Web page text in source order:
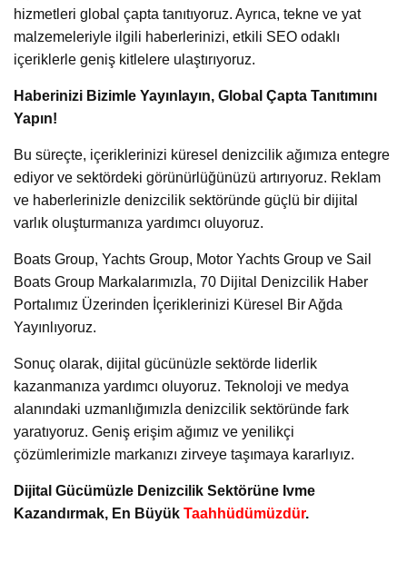
hizmetleri global çapta tanıtıyoruz. Ayrıca, tekne ve yat
malzemeleriyle ilgili haberlerinizi, etkili SEO odaklı
içeriklerle geniş kitlelere ulaştırıyoruz.
Haberinizi Bizimle Yayınlayın, Global Çapta Tanıtımını
Yapın!
Bu süreçte, içeriklerinizi küresel denizcilik ağımıza entegre
ediyor ve sektördeki görünürlüğünüzü artırıyoruz. Reklam
ve haberlerinizle denizcilik sektöründe güçlü bir dijital
varlık oluşturmanıza yardımcı oluyoruz.
Boats Group, Yachts Group, Motor Yachts Group ve Sail
Boats Group Markalarımızla, 70 Dijital Denizcilik Haber
Portalımız Üzerinden İçeriklerinizi Küresel Bir Ağda
Yayınlıyoruz.
Sonuç olarak, dijital gücünüzle sektörde liderlik
kazanmanıza yardımcı oluyoruz. Teknoloji ve medya
alanındaki uzmanlığımızla denizcilik sektöründe fark
yaratıyoruz. Geniş erişim ağımız ve yenilikçi
çözümlerimizle markanızı zirveye taşımaya kararlıyız.
Dijital Gücümüzle Denizcilik Sektörüne Ivme
Kazandırmak, En Büyük Taahhüdümüzdür.